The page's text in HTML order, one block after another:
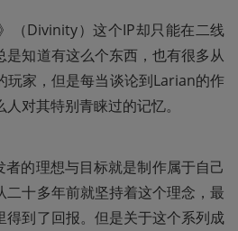
（Divinity）这个IP却只能在二线
是知道有这么个东西，也有很多从
玩家，但是每当谈论到Larian的作
对其特别青睐过的记忆。
的理想与目标就是制作属于自己
二十多年前就坚持着这个理念，最
得到了回报。但是关于这个系列成